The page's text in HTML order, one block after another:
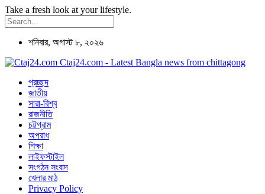
Take a fresh look at your lifestyle.
শনিবার, অগাস্ট ৮, ২০২৬
Ctaj24.com - Latest Bangla news from chittagong
প্রচ্ছদ
জাতীয়
সারা-বিশ্ব
রাজনীতি
চট্টগ্রাম
অপরাধ
শিক্ষা
লাইফস্টাইল
সংগঠন সংবাদ
খেলার মাঠ
Privacy Policy